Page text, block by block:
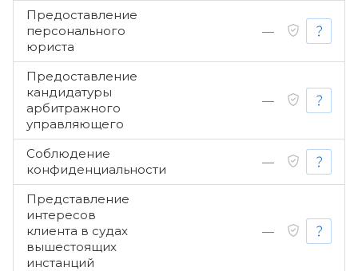
Предоставление
персонального
юриста
—
Предоставление
кандидатуры
арбитражного
управляющего
—
Соблюдение
конфиденциальности
—
Представление
интересов
клиента в судах
вышестоящих
инстанций
—